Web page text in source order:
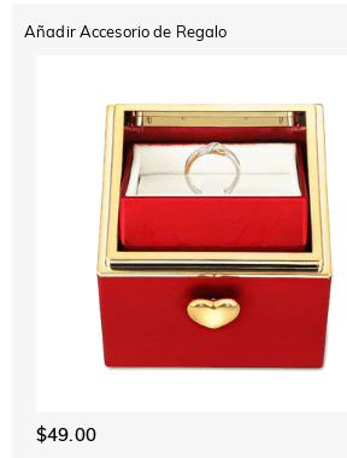
Añadir Accesorio de Regalo
$49.00